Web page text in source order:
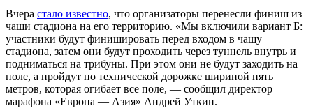
Вчера стало известно, что организаторы перенесли финиш из
чаши стадиона на его территорию. «Мы включили вариант Б:
участники будут финишировать перед входом в чашу
стадиона, затем они будут проходить через туннель внутрь и
подниматься на трибуны. При этом они не будут заходить на
поле, а пройдут по технической дорожке шириной пять
метров, которая огибает все поле, — сообщил директор
марафона «Европа — Азия» Андрей Уткин.